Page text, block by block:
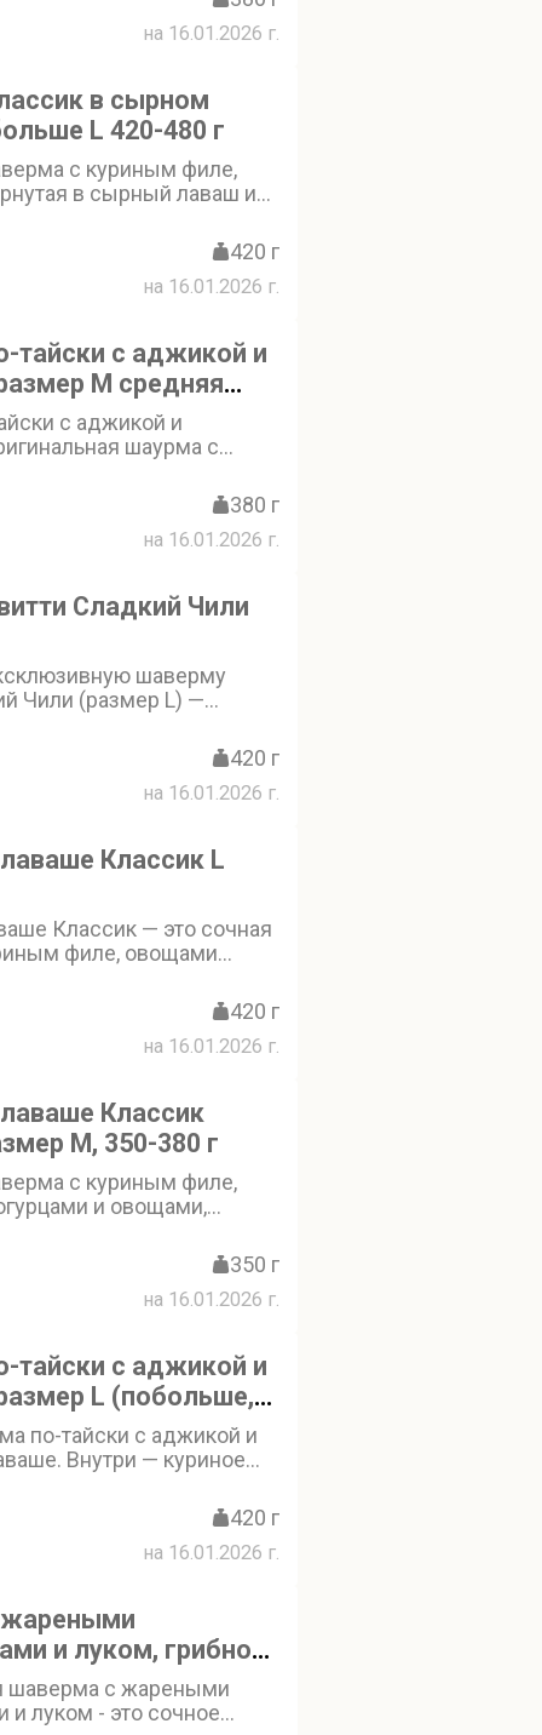
по-мексикански с
для любителей
в шаурму» и «Не класть в
на 16.01.2026 г.
в сырном
L 420-480 г
с куриным филе,
в сырный лаваш и
ниже: «Добавки в
класть в шаверму»
420 г
на 16.01.2026 г.
тайски с аджикой и
М средняя
с аджикой и
шаурма с
аджика и другие,
(помидор, огурец,
лук, маринованная
лаваш. Попробуйте
вкусов!
ниже:«Добавки в
класть в шаверму»
380 г
на 16.01.2026 г.
Сладкий Чили
шаверму
Чили (размер L) —
свежими овощами
420 г
на 16.01.2026 г.
Классик L
Классик — это сочная
филе, овощами
Смотрите
в шаверму» и «Не класть
420 г
на 16.01.2026 г.
Классик
М, 350-380 г
с куриным филе,
и овощами,
соусом.
ниже: «Добавки в
не класть в шаверму»
350 г
на 16.01.2026 г.
тайски с аджикой и
L (побольше,
по-тайски с аджикой и
Внутри — куриное
и маринованная
халапеньо и пикантность
сочетаются со
ниже: «Добавки в
класть в шаверму»
420 г
на 16.01.2026 г.
и луком, грибной
размер L, 450-
шаверма с жареными
луком - это сочное